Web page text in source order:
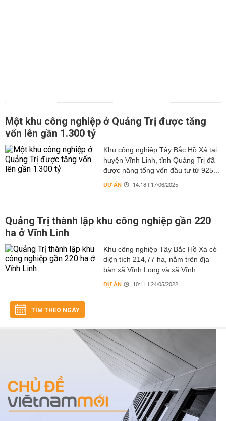
Một khu công nghiệp ở Quảng Trị được tăng
vốn lên gần 1.300 tỷ
Khu công nghiệp Tây Bắc Hồ Xá tại
huyện Vĩnh Linh, tỉnh Quảng Trị đã
được nâng tổng vốn đầu tư từ 925...
DỰ ÁN 14:18 | 17/06/2025
Quảng Trị thành lập khu công nghiệp gần 220
ha ở Vĩnh Linh
Khu công nghiệp Tây Bắc Hồ Xá có
diện tích 214,77 ha, nằm trên địa
bàn xã Vĩnh Long và xã Vĩnh...
DỰ ÁN 10:11 | 24/05/2022
TÌM THEO NGÀY